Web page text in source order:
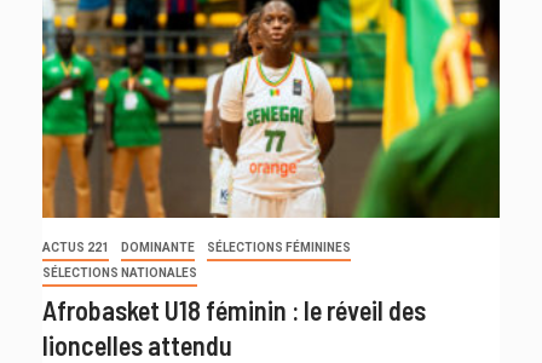
ACTUS 221 DOMINANTE
SÉLECTIONS FÉMININES
SÉLECTIONS NATIONALES
Afrobasket U18 féminin : le réveil des
lioncelles attendu